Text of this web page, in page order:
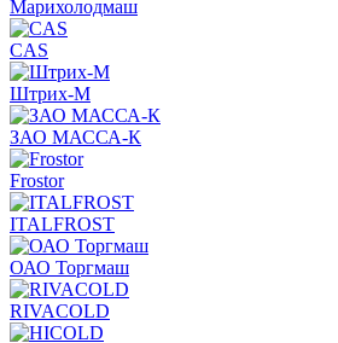
Марихолодмаш
CAS
Штрих-М
ЗАО МАССА-К
Frostor
ITALFROST
ОАО Торгмаш
RIVACOLD